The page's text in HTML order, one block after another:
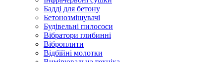
Бадді для бетону
Бетонозмішувачі
Будівельні пилососи
Вібратори глибинні
Віброплити
Відбійні молотки